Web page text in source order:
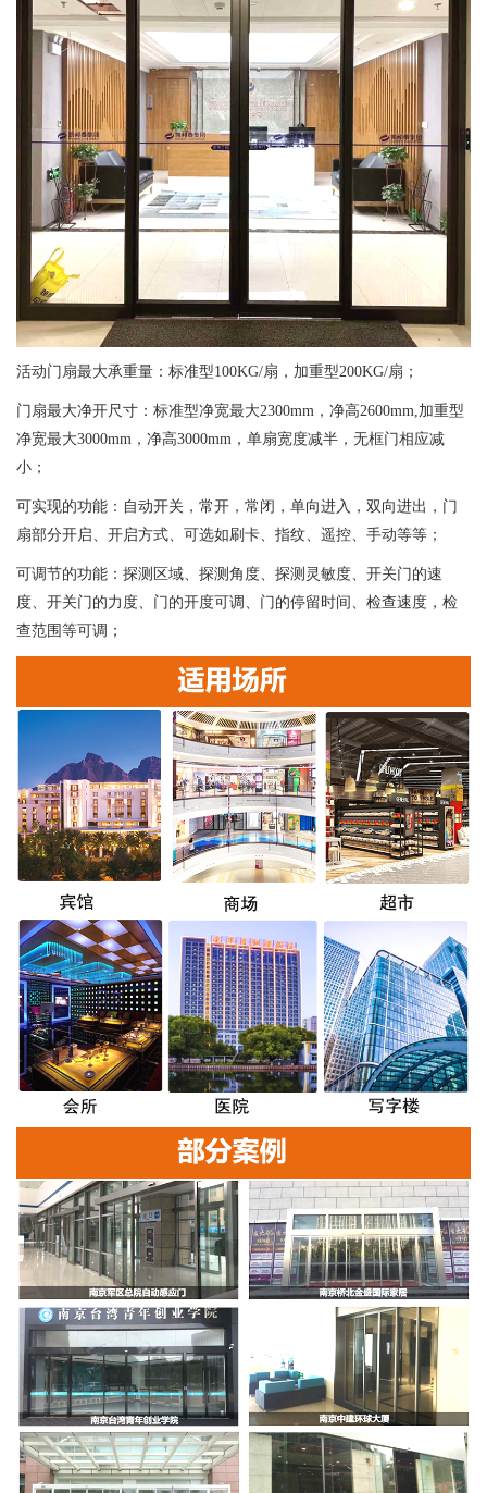
活动门扇最大承重量：标准型100KG/扇，加重型200KG/扇；
门扇最大净开尺寸：标准型净宽最大2300mm，净高2600mm,加重型
净宽最大3000mm，净高3000mm，单扇宽度减半，无框门相应减
小；
可实现的功能：自动开关，常开，常闭，单向进入，双向进出，门
扇部分开启、开启方式、可选如刷卡、指纹、遥控、手动等等；
可调节的功能：探测区域、探测角度、探测灵敏度、开关门的速
度、开关门的力度、门的开度可调、门的停留时间、检查速度，检
查范围等可调；